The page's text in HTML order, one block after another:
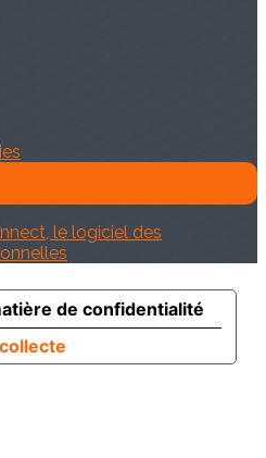
le logiciel des
de confidentialité